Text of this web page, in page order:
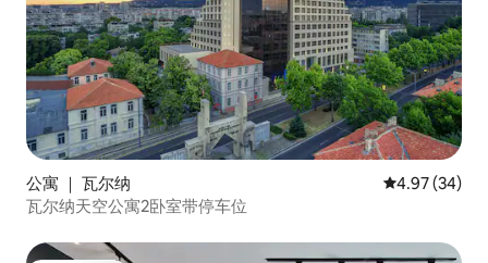
公寓 ｜ 瓦尔纳 平均评分
4.97 (34)
瓦尔纳天空公寓2卧室带停车位